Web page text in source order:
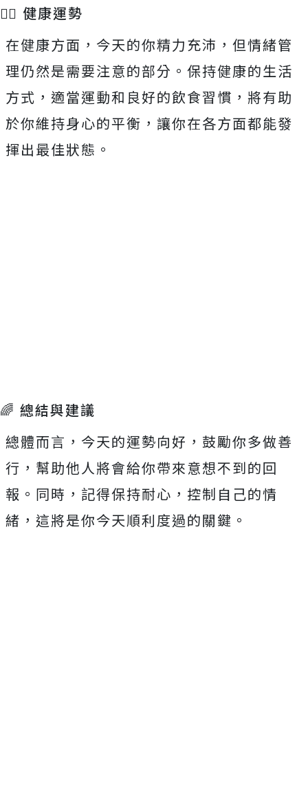
🏃‍♂️ 健康運勢
在健康方面，今天的你精力充沛，但情緒管
理仍然是需要注意的部分。保持健康的生活
方式，適當運動和良好的飲食習慣，將有助
於你維持身心的平衡，讓你在各方面都能發
揮出最佳狀態。
🌈 總結與建議
總體而言，今天的運勢向好，鼓勵你多做善
行，幫助他人將會給你帶來意想不到的回
報。同時，記得保持耐心，控制自己的情
緒，這將是你今天順利度過的關鍵。